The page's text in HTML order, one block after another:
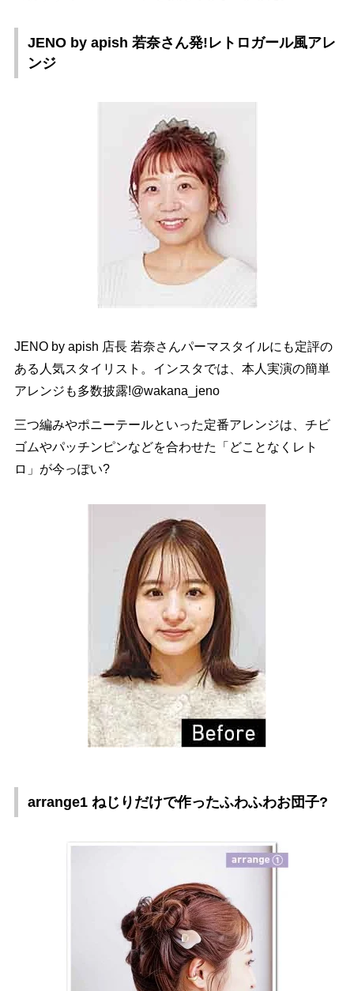
JENO by apish 若奈さん発!レトロガール風アレ
ンジ
JENO by apish 店長 若奈さんパーマスタイルにも定評の
ある人気スタイリスト。インスタでは、本人実演の簡単
アレンジも多数披露!@wakana_jeno
三つ編みやポニーテールといった定番アレンジは、チビ
ゴムやパッチンピンなどを合わせた「どことなくレト
ロ」が今っぽい?
arrange1 ねじりだけで作ったふわふわお団子?